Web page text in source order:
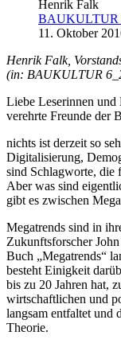
Henrik Falk
BAUKULTUR
11. Oktober
Henrik Falk,
(in: BAUKULTUR
Liebe Leserinnen und
verehrte Freunde der
nichts ist derzeit so
Digitalisierung,
sind Schlagworte, die
Aber was sind
gibt es zwischen
Megatrends sind in
Zukunftsforscher
Buch „Megatrends“
besteht Einigkeit
bis zu 20 Jahren hat,
wirtschaftlichen und
langsam entfaltet und
Theorie.